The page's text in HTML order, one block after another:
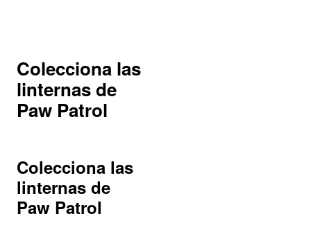
Colecciona las
linternas de
Paw Patrol
Colecciona las
linternas de
Paw Patrol